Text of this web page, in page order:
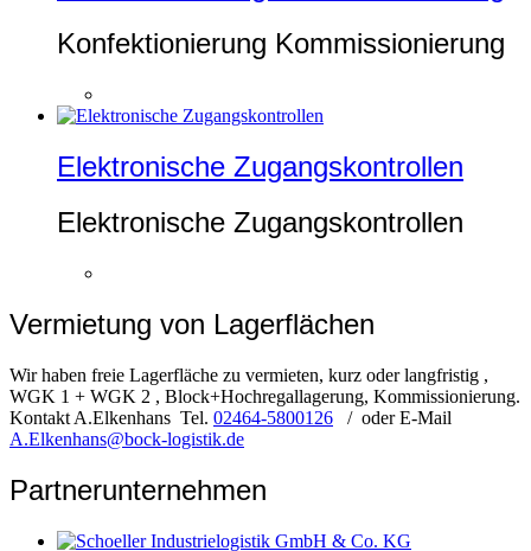
Konfektionierung Kommissionierung
Elektronische Zugangskontrollen
Elektronische Zugangskontrollen
Vermietung von Lagerflächen
Wir haben freie Lagerfläche zu vermieten, kurz oder langfristig ,
WGK 1 + WGK 2 , Block+Hochregallagerung, Kommissionierung.
Kontakt A.Elkenhans Tel. 02464-5800126 / oder E-Mail
A.Elkenhans@bock-logistik.de
Partnerunternehmen